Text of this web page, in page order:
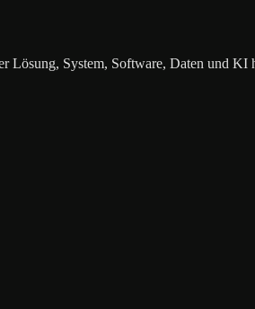
Lösung, System, Software, Daten und KI